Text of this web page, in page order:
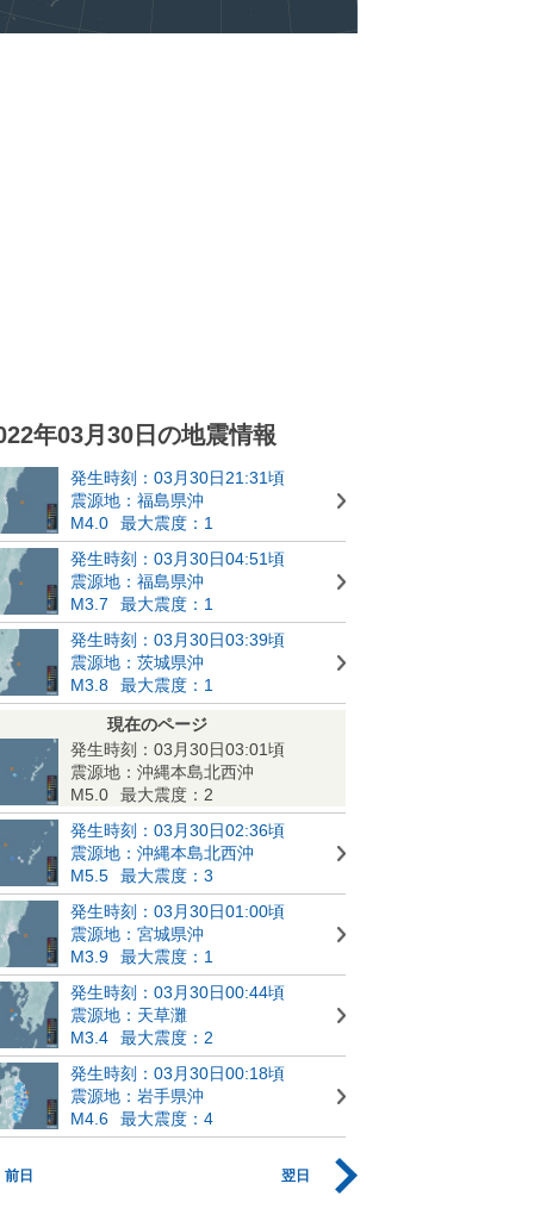
年03月30日の地震情報
発生時刻：03月30日21:31頃
震源地：福島県沖
M4.0
最大震度：1
発生時刻：03月30日04:51頃
震源地：福島県沖
M3.7
最大震度：1
発生時刻：03月30日03:39頃
震源地：茨城県沖
M3.8
最大震度：1
現在のページ
発生時刻：03月30日03:01頃
震源地：沖縄本島北西沖
M5.0
最大震度：2
発生時刻：03月30日02:36頃
震源地：沖縄本島北西沖
M5.5
最大震度：3
発生時刻：03月30日01:00頃
震源地：宮城県沖
M3.9
最大震度：1
発生時刻：03月30日00:44頃
震源地：天草灘
M3.4
最大震度：2
発生時刻：03月30日00:18頃
震源地：岩手県沖
M4.6
最大震度：4
前日 翌日